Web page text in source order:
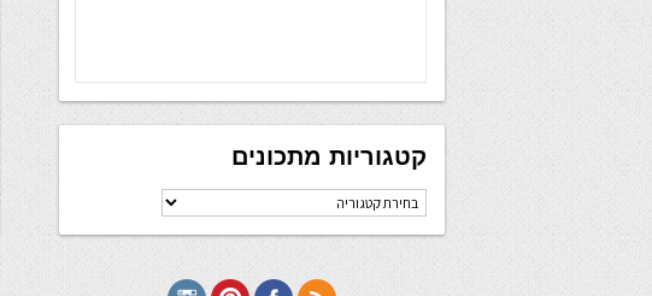
קטגוריות מתכונים
קטגוריות
מתכונים